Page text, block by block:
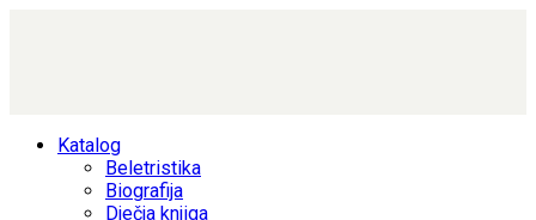
Katalog
Beletristika
Biografija
Dječja knjiga